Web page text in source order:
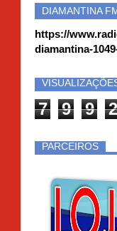
DIAMANTINA
https://
diamantina-
7 9 9 2
PARCEIROS